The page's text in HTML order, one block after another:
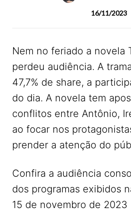
16/11/2023
Nem no feriado a novela
perdeu audiência. A
47,7% de share, a
do dia. A novela tem
conflitos entre Antônio,
ao focar nos
prender a atenção do
Confira a audiência
dos programas exibidos
15 de novembro de 2023